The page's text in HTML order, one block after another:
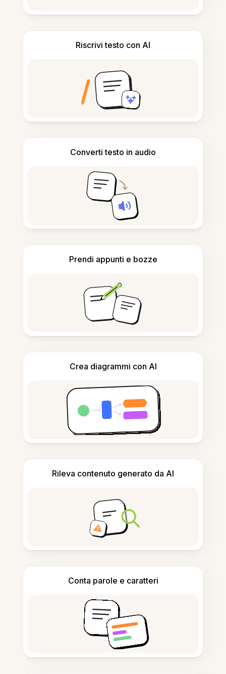
Riscrivi testo con AI
Converti testo in audio
Prendi appunti e bozze
Crea diagrammi con AI
Rileva contenuto generato da AI
Conta parole e caratteri